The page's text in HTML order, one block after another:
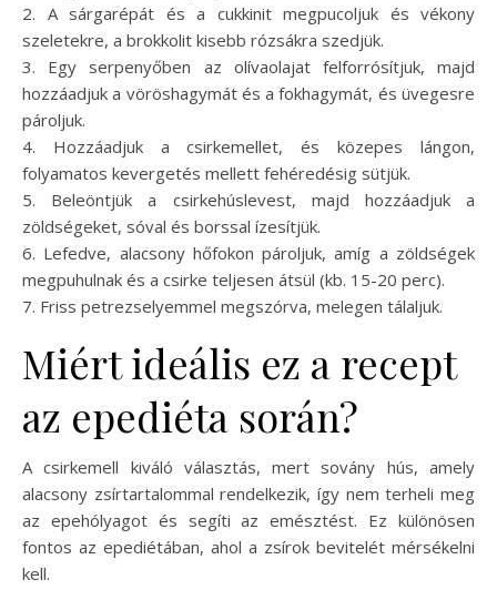
2. A sárgarépát és a cukkinit megpucoljuk és vékony
szeletekre, a brokkolit kisebb rózsákra szedjük.
3. Egy serpenyőben az olívaolajat felforrósítjuk, majd
hozzáadjuk a vöröshagymát és a fokhagymát, és üvegesre
pároljuk.
4. Hozzáadjuk a csirkemellet, és közepes lángon,
folyamatos kevergetés mellett fehéredésig sütjük.
5. Beleöntjük a csirkehúslevest, majd hozzáadjuk a
zöldségeket, sóval és borssal ízesítjük.
6. Lefedve, alacsony hőfokon pároljuk, amíg a zöldségek
megpuhulnak és a csirke teljesen átsül (kb. 15-20 perc).
7. Friss petrezselyemmel megszórva, melegen tálaljuk.
Miért ideális ez a recept
az epediéta során?
A csirkemell kiváló választás, mert sovány hús, amely
alacsony zsírtartalommal rendelkezik, így nem terheli meg
az epehólyagot és segíti az emésztést. Ez különösen
fontos az epediétában, ahol a zsírok bevitelét mérsékelni
kell.